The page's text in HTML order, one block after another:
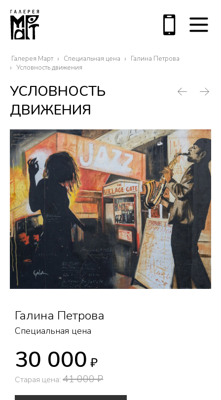
Галерея Март Специальная цена
Галина Петрова
Условность движения
УСЛОВНОСТЬ
ДВИЖЕНИЯ
Галина Петрова
Специальная цена
30 000 ₽
Старая цена:41 000 ₽